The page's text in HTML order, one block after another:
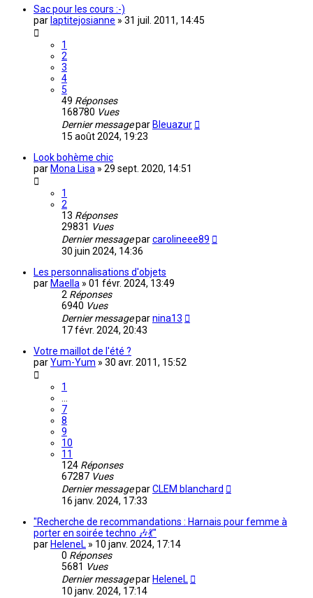
Sac pour les cours :-)
par laptitejosianne » 31 juil. 2011, 14:45
1
2
3
4
5
49 Réponses
168780 Vues
Dernier messagepar Bleuazur
15 août 2024, 19:23
Look bohème chic
par Mona Lisa » 29 sept. 2020, 14:51
1
2
13 Réponses
29831 Vues
Dernier messageparcarolineee89
30 juin 2024, 14:36
Les personnalisations d'objets
par Maella » 01 févr. 2024, 13:49
2 Réponses
6940 Vues
Dernier messageparnina13
17 févr. 2024, 20:43
Votre maillot de l'été ?
parYum-Yum » 30 avr. 2011, 15:52
1
7
8
9
10
11
124 Réponses
67287 Vues
Dernier messageparCLEM blanchard
16 janv. 2024, 17:33
"Recherche de recommandations : Harnais pour femme à
porter en soirée techno 🎶💃"
par HeleneL » 10 janv. 2024, 17:14
0 Réponses
5681 Vues
Dernier messagepar HeleneL
10 janv. 2024, 17:14